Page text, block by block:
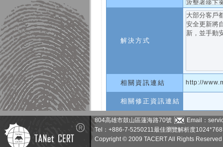
解決方式
相關資訊連結 http://
相關修正資訊連結
804高雄市鼓山區蓮海路70號
Email：
Tel：+886-7-5250211最佳瀏覽解析度
Copyright © 2009 TACERT All Rights Reserved